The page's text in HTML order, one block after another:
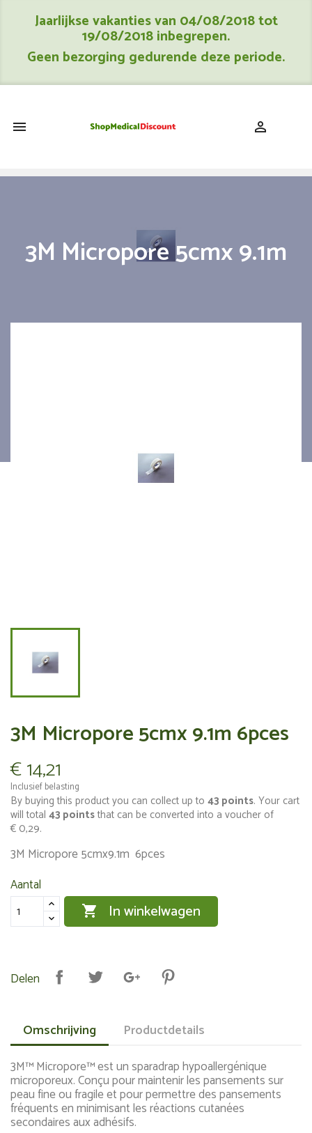
Jaarlijkse vakanties van 04/08/2018 tot
19/08/2018 inbegrepen.
Geen bezorging gedurende deze periode.
 
3M Micropore 5cmx 9.1m
3M Micropore 5cmx 9.1m 6pces
€ 14,21
Inclusief belasting
By buying this product you can collect up to 43 points. Your cart
will total 43 pointsthat can be converted into a voucher of
€ 0,29.
3M Micropore 5cmx9.1m 6pces
Aantal
 In winkelwagen
Delen
Omschrijving Productdetails
3M™ Micropore™ est un sparadrap hypoallergénique
microporeux. Conçu pour maintenir les pansements sur
peau fine ou fragile et pour permettre des pansements
fréquents en minimisant les réactions cutanées
secondaires aux adhésifs.